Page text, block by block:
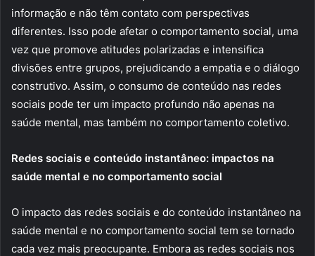
informação e não têm contato com perspectivas
diferentes. Isso pode afetar o comportamento social, uma
vez que promove atitudes polarizadas e intensifica
divisões entre grupos, prejudicando a empatia e o diálogo
construtivo. Assim, o consumo de conteúdo nas redes
sociais pode ter um impacto profundo não apenas na
saúde mental, mas também no comportamento coletivo.
Redes sociais e conteúdo instantâneo: impactos na
saúde mental e no comportamento social
O impacto das redes sociais e do conteúdo instantâneo na
saúde mental e no comportamento social tem se tornado
cada vez mais preocupante. Embora as redes sociais nos